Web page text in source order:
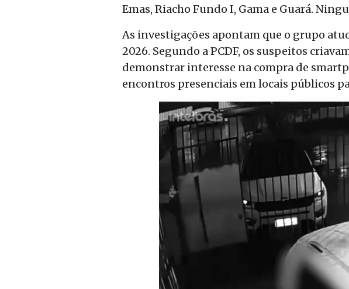
Emas, Riacho Fundo I, Gama e Guará.
As investigações apontam que o grupo
2026. Segundo a PCDF, os suspeitos
demonstrar interesse na compra de
encontros presenciais em locais públicos
Tocador
de
vídeo